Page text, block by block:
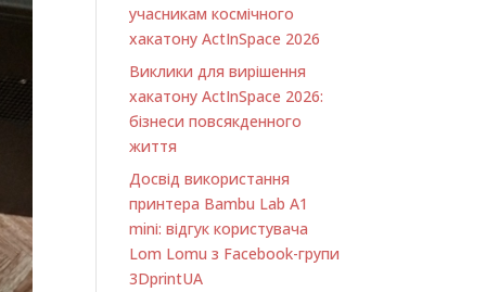
учасникам космічного
хакатону ActInSpace 2026
Виклики для вирішення
хакатону ActInSpace 2026:
бізнеси повсякденного
життя
Досвід використання
принтера Bambu Lab A1
minі: відгук користувача
Lom Lomu з Facebook-групи
3DprintUA